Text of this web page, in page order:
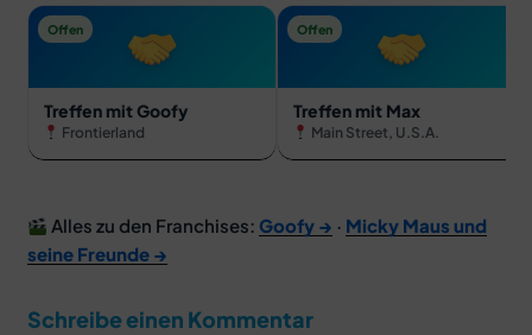
Offen
Treffen mit Goofy
Frontierland
Offen
Treffen mit Max
Main Street, U.S.A.
Alles zu den Franchises: Goofy → · Micky Maus und
seine Freunde →
Schreibe einen Kommentar